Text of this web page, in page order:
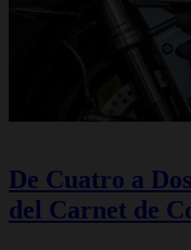
De Cuatro a
del Carnet de